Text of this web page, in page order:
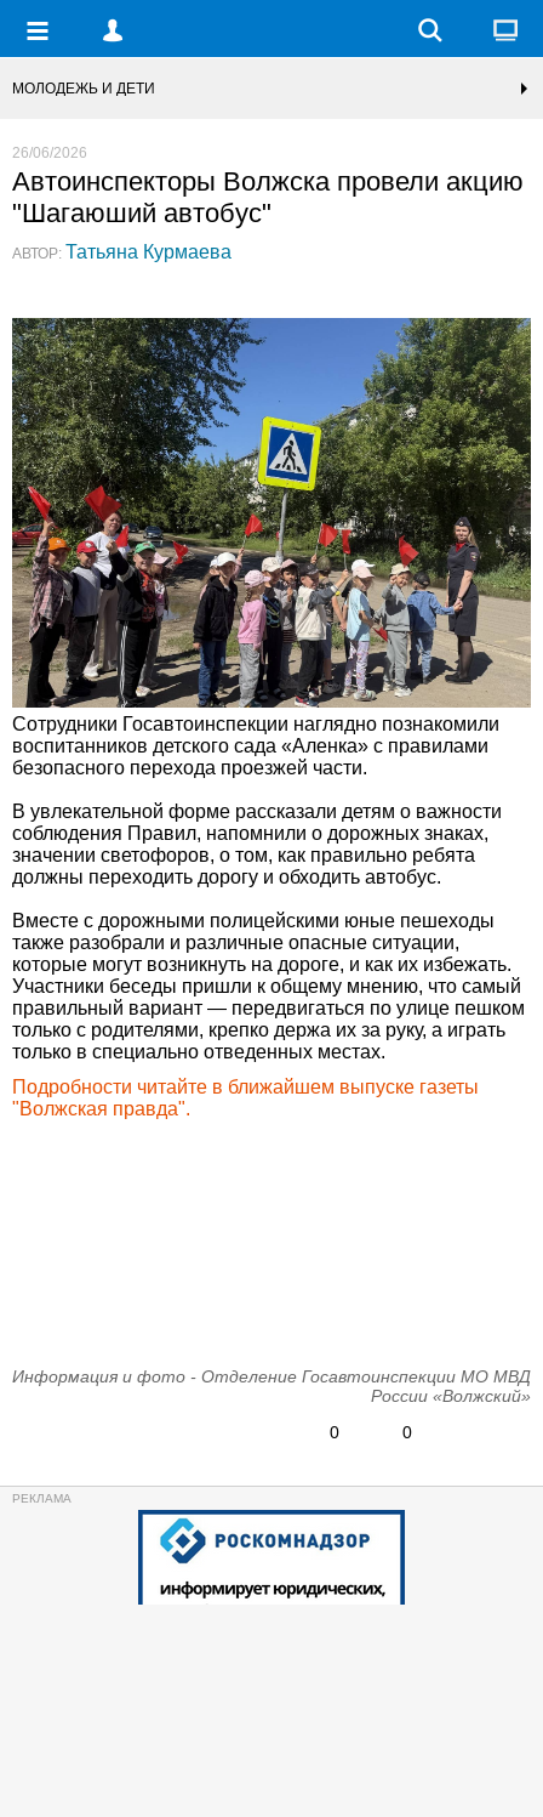
МОЛОДЕЖЬ И ДЕТИ
26/06/2026
Автоинспекторы Волжска провели акцию
"Шагаюший автобус"
АВТОР: Татьяна Курмаева
Сотрудники Госавтоинспекции наглядно познакомили
воспитанников детского сада «Аленка» с правилами
безопасного перехода проезжей части.
В увлекательной форме рассказали детям о важности
соблюдения Правил, напомнили о дорожных знаках,
значении светофоров, о том, как правильно ребята
должны переходить дорогу и обходить автобус.
Вместе с дорожными полицейскими юные пешеходы
также разобрали и различные опасные ситуации,
которые могут возникнуть на дороге, и как их избежать.
Участники беседы пришли к общему мнению, что самый
правильный вариант — передвигаться по улице пешком
только с родителями, крепко держа их за руку, а играть
только в специально отведенных местах.
Подробности читайте в ближайшем выпуске газеты
"Волжская правда".
Информация и фото - Отделение Госавтоинспекции МО МВД
России «Волжский»
0
0